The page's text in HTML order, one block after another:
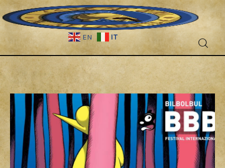
EN IT
Fantascienza
Fantasy
Games
Recensioni